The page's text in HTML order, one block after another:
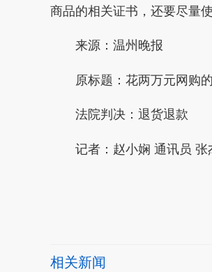
商品的相关证书，还要尽量
来源：温州晚报
原标题： 花两万元网购
法院判决：退货退款
记者：赵小娴 通讯员 张
相关新闻